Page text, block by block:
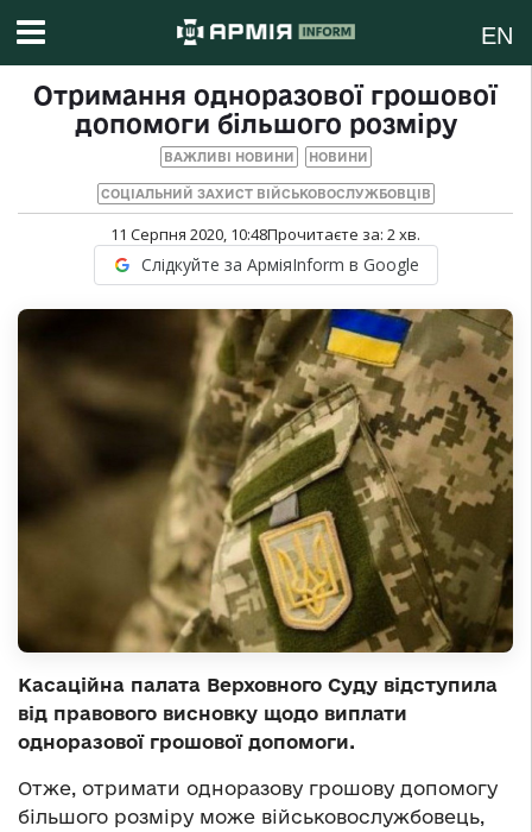
EN
Отримання одноразової грошової
допомоги більшого розміру
ВАЖЛИВІ НОВИНИ НОВИНИ
СОЦІАЛЬНИЙ ЗАХИСТ ВІЙСЬКОВОСЛУЖБОВЦІВ
11 Серпня 2020, 10:48Прочитаєте за: 2хв.
Слідкуйте за АрміяInform в Google
Касаційна палата Верховного Суду відступила
від правового висновку щодо виплати
одноразової грошової допомоги.
Отже, отримати одноразову грошову допомогу
більшого розміру може військовослужбовець,